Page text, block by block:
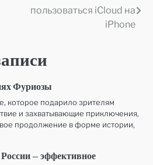
пользоваться iCloud на
iPhone
Фуриозы
которое подарило зрителям
и захватывающие приключения,
продолжение в форме истории,
— эффективное